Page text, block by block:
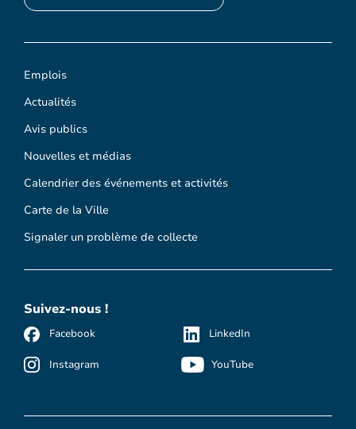
Emplois
Actualités
Avis publics
Nouvelles et médias
Calendrier des événements et activités
Carte de la Ville
Signaler un problème de collecte
Suivez-nous !
Facebook
Instagram
LinkedIn
YouTube